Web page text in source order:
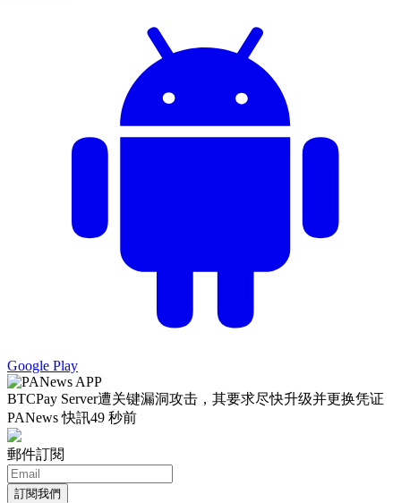
Google Play
BTCPay Server遭关键漏洞攻击，其要求尽快升级并更换凭证
PANews 快訊49 秒前
郵件訂閱
訂閱我們